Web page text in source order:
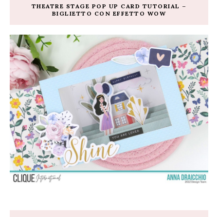
THEATRE STAGE POP UP CARD TUTORIAL –
BIGLIETTO CON EFFETTO WOW